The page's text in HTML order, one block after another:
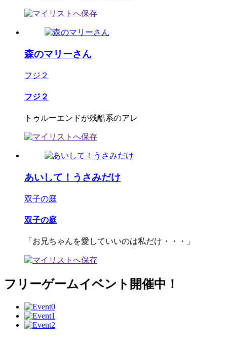
森のマリーさん
フジ２
フジ２
トゥルーエンドが残酷系のアレ
あいして！うさみだけ
双子の庭
双子の庭
「お兄ちゃんを愛していいのは私だけ・・・」
フリーゲームイベント開催中！